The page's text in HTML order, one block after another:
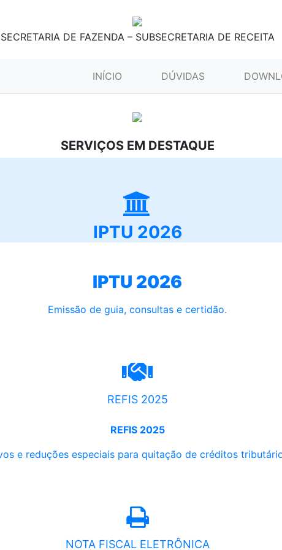
SECRETARIA DE FAZENDA – SUBSECRETARIA DE RECEITA
INÍCIO (CURRENT)DÚVIDAS
SERVIÇOS EM DESTAQUE
IPTU 2026
IPTU 2026
Emissão de guia, consultas e certidão.
REFIS 2025
REFIS 2025
e reduções especiais para quitação de créditos
NOTA FISCAL ELETRÔNICA